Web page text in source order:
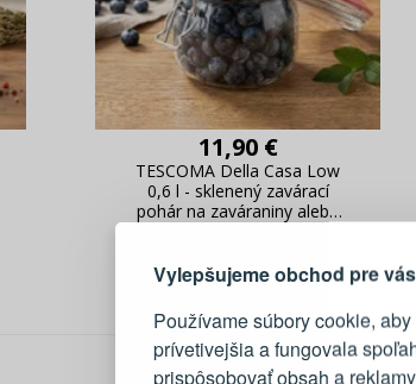
Vylepšujeme obchod pre
Používame súbory cookie,
prívetivejšia a fungovala
prispôsobovať obsah a
11,90 €
TESCOMA Della Casa Low
0,6 l - sklenený zavárací
pohár na zaváraniny alebo
Tu je dôvod, prečo sa oplatí
účet